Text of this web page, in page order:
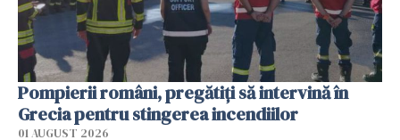
Pompierii români, pregătiţi să intervină în
Grecia pentru stingerea incendiilor
01 AUGUST 2026